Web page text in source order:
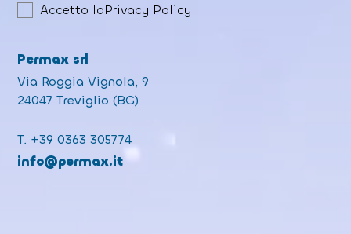
Accetto laPrivacy Policy
Permax srl
Via Roggia Vignola, 9
24047 Treviglio (BG)
T. +39 0363 305774
info@permax.it